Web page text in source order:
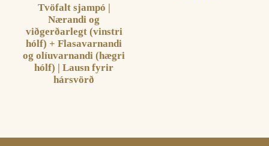
Tvöfalt sjampó |
Nærandi og
viðgerðarlegt (vinstri
hólf) + Flasavarnandi
og olíuvarnandi (hægri
hólf) | Lausn fyrir
hársvörð